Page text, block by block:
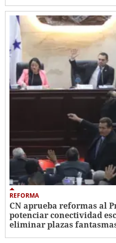
REFORMA
CN aprueba reformas al
potenciar conectividad
eliminar plazas